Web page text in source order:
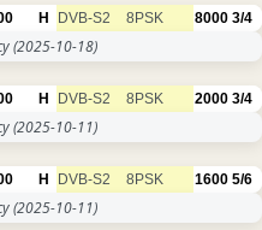
H DVB-S2 8PSK 8000 3/4
(2025-10-18)
H DVB-S2 8PSK 2000 3/4
(2025-10-11)
H DVB-S2 8PSK 1600 5/6
(2025-10-11)